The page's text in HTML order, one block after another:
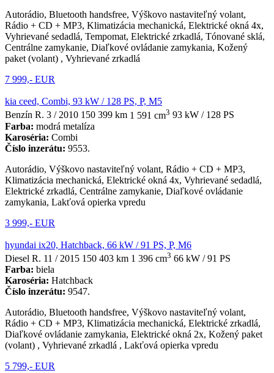
Autorádio, Bluetooth handsfree, Výškovo nastaviteľný volant,
Rádio + CD + MP3, Klimatizácia mechanická, Elektrické okná 4x,
Vyhrievané sedadlá, Tempomat, Elektrické zrkadlá, Tónované sklá,
Centrálne zamykanie, Diaľkové ovládanie zamykania, Kožený
paket (volant) , Vyhrievané zrkadlá
7 999,- EUR
kia ceed, Combi, 93 kW / 128 PS, P, M5
Benzín R. 3 / 2010 150 399 km 1 591 cm3 93 kW / 128 PS
Farba: modrá metalíza
Karoséria: Combi
Číslo inzerátu: 9553.
Autorádio, Výškovo nastaviteľný volant, Rádio + CD + MP3,
Klimatizácia mechanická, Elektrické okná 4x, Vyhrievané sedadlá,
Elektrické zrkadlá, Centrálne zamykanie, Diaľkové ovládanie
zamykania, Lakťová opierka vpredu
3 999,- EUR
hyundai ix20, Hatchback, 66 kW / 91 PS, P, M6
Diesel R. 11 / 2015 150 403 km 1 396 cm3 66 kW / 91 PS
Farba: biela
Karoséria: Hatchback
Číslo inzerátu: 9547.
Autorádio, Bluetooth handsfree, Výškovo nastaviteľný volant,
Rádio + CD + MP3, Klimatizácia mechanická, Elektrické zrkadlá,
Diaľkové ovládanie zamykania, Elektrické okná 2x, Kožený paket
(volant) , Vyhrievané zrkadlá , Lakťová opierka vpredu
5 799,- EUR